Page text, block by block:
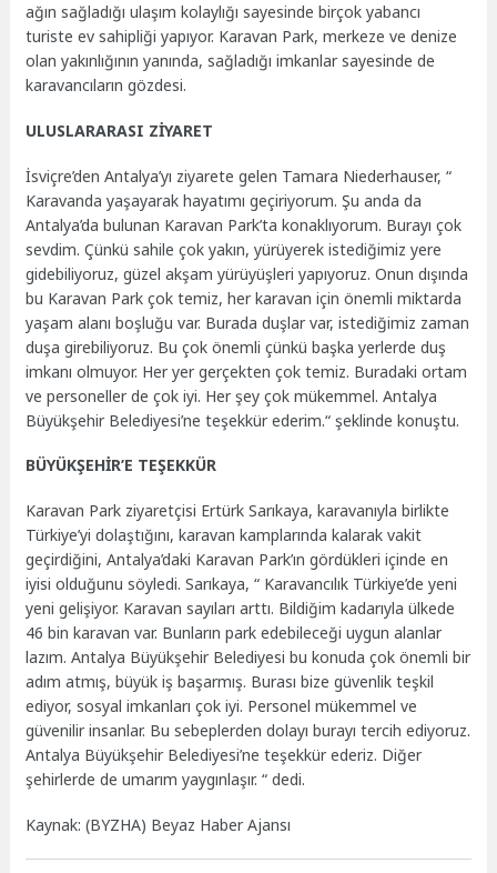
ağın sağladığı ulaşım kolaylığı sayesinde birçok yabancı
turiste ev sahipliği yapıyor. Karavan Park, merkeze ve denize
olan yakınlığının yanında, sağladığı imkanlar sayesinde de
karavancıların gözdesi.
ULUSLARARASI ZİYARET
İsviçre’den Antalya’yı ziyarete gelen Tamara Niederhauser, “
Karavanda yaşayarak hayatımı geçiriyorum. Şu anda da
Antalya’da bulunan Karavan Park’ta konaklıyorum. Burayı çok
sevdim. Çünkü sahile çok yakın, yürüyerek istediğimiz yere
gidebiliyoruz, güzel akşam yürüyüşleri yapıyoruz. Onun dışında
bu Karavan Park çok temiz, her karavan için önemli miktarda
yaşam alanı boşluğu var. Burada duşlar var, istediğimiz zaman
duşa girebiliyoruz. Bu çok önemli çünkü başka yerlerde duş
imkanı olmuyor. Her yer gerçekten çok temiz. Buradaki ortam
ve personeller de çok iyi. Her şey çok mükemmel. Antalya
Büyükşehir Belediyesi’ne teşekkür ederim.“ şeklinde konuştu.
BÜYÜKŞEHİR’E TEŞEKKÜR
Karavan Park ziyaretçisi Ertürk Sarıkaya, karavanıyla birlikte
Türkiye’yi dolaştığını, karavan kamplarında kalarak vakit
geçirdiğini, Antalya’daki Karavan Park’ın gördükleri içinde en
iyisi olduğunu söyledi. Sarıkaya, “ Karavancılık Türkiye’de yeni
yeni gelişiyor. Karavan sayıları arttı. Bildiğim kadarıyla ülkede
46 bin karavan var. Bunların park edebileceği uygun alanlar
lazım. Antalya Büyükşehir Belediyesi bu konuda çok önemli bir
adım atmış, büyük iş başarmış. Burası bize güvenlik teşkil
ediyor, sosyal imkanları çok iyi. Personel mükemmel ve
güvenilir insanlar. Bu sebeplerden dolayı burayı tercih ediyoruz.
Antalya Büyükşehir Belediyesi’ne teşekkür ederiz. Diğer
şehirlerde de umarım yaygınlaşır. “ dedi.
Kaynak: (BYZHA) Beyaz Haber Ajansı